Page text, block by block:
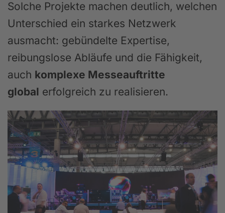
Solche Projekte machen deutlich, welchen
Unterschied ein starkes Netzwerk
ausmacht: gebündelte Expertise,
reibungslose Abläufe und die Fähigkeit,
auch komplexe Messeauftritte
global erfolgreich zu realisieren.